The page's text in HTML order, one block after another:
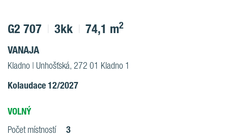
G2 707 3kk 74,1 m2
VANAJA
Kladno | Unhošťská, 272 01 Kladno 1
Kolaudace 12/2027
VOLNÝ
Počet místností 3